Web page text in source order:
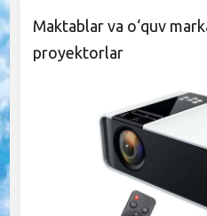
Maktablar va o‘quv
proyektorlar